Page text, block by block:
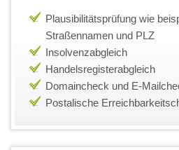
Plausibilitätsprüfung wie
Straßennamen und PLZ
Insolvenzabgleich
Handelsregisterabgleich
Domaincheck und E-
Postalische